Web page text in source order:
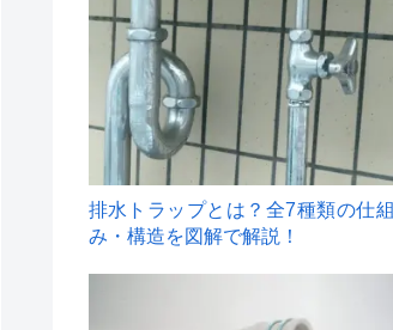
1
排水トラップとは？全7種類の仕組
み・構造を図解で解説！